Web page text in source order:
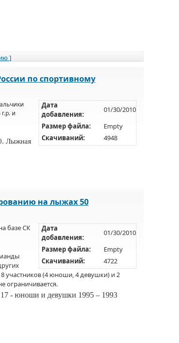
]
по спортивному
Дата
добавления:
01/30/2010
Размер файла:
Empty
Скачиваний:
4948
и
Лыжная
на лыжах 50
Дата
добавления:
01/30/2010
Размер файла:
Empty
Скачиваний:
4722
базе СК
участников (4 юноши, 4 девушки) и 2
ограничивается.
- юноши и девушки 1995 – 1993